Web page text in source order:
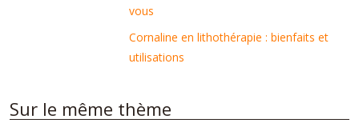
vous
Cornaline en lithothérapie : bienfaits et
utilisations
Sur le même thème